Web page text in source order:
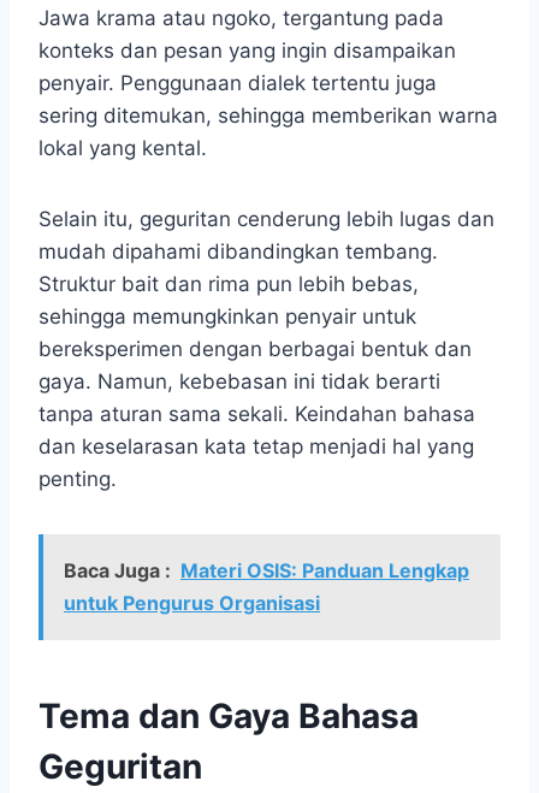
Jawa krama atau ngoko, tergantung pada
konteks dan pesan yang ingin disampaikan
penyair. Penggunaan dialek tertentu juga
sering ditemukan, sehingga memberikan warna
lokal yang kental.
Selain itu, geguritan cenderung lebih lugas dan
mudah dipahami dibandingkan tembang.
Struktur bait dan rima pun lebih bebas,
sehingga memungkinkan penyair untuk
bereksperimen dengan berbagai bentuk dan
gaya. Namun, kebebasan ini tidak berarti
tanpa aturan sama sekali. Keindahan bahasa
dan keselarasan kata tetap menjadi hal yang
penting.
Baca Juga : Materi OSIS: Panduan Lengkap
untuk Pengurus Organisasi
Tema dan Gaya Bahasa
Geguritan